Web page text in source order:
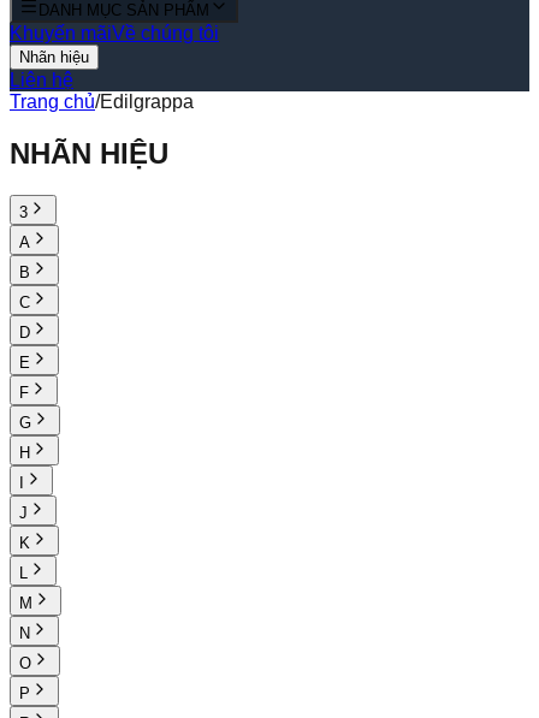
DANH MỤC SẢN PHẨM
Khuyến mãiVề chúng tôi
Nhãn hiệu
Liên hệ
Trang chủ/Edilgrappa
NHÃN HIỆU
3
A
B
C
D
E
F
G
H
J
K
M
N
O
P